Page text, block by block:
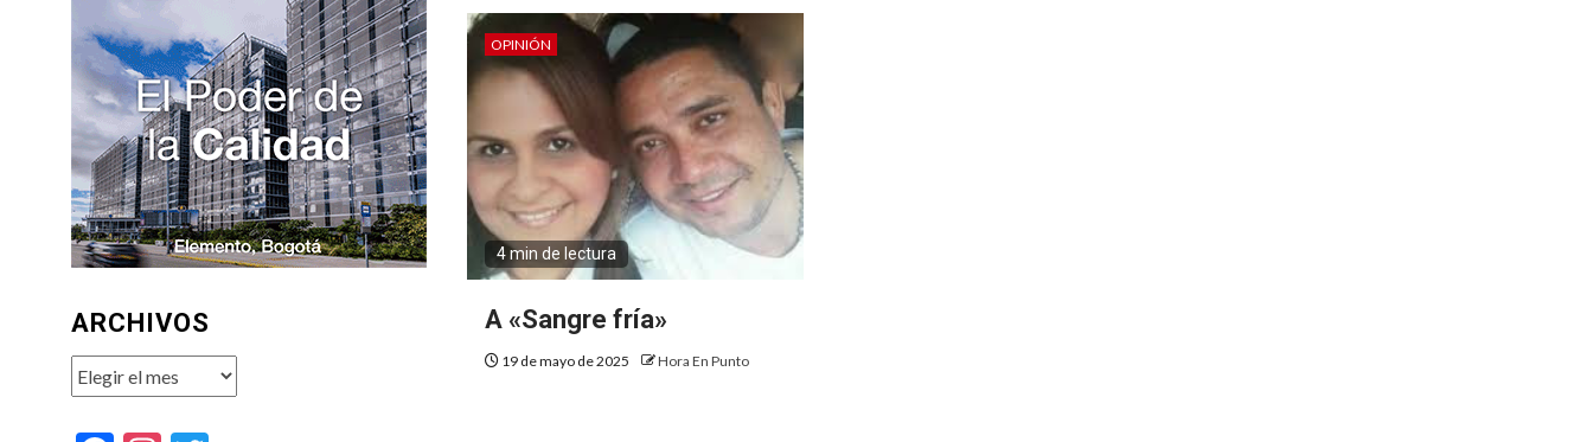
OPINIÓN
4 min de lectura
A «Sangre fría»
19 de mayo de 2025 Hora En Punto
ARCHIVOS
Archivos